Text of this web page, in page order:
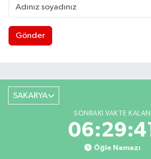
Gönder
SAKARYA
SONRAKI VAKTE KALAN
06:29:40
Öğle Namazı